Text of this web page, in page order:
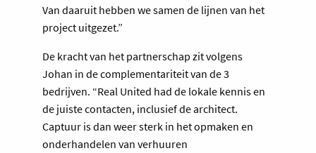
Van daaruit hebben we samen de lijnen van het
project uitgezet.”
De kracht van het partnerschap zit volgens
Johan in de complementariteit van de 3
bedrijven. “Real United had de lokale kennis en
de juiste contacten, inclusief de architect.
Captuur is dan weer sterk in het opmaken en
onderhandelen van verhuuren